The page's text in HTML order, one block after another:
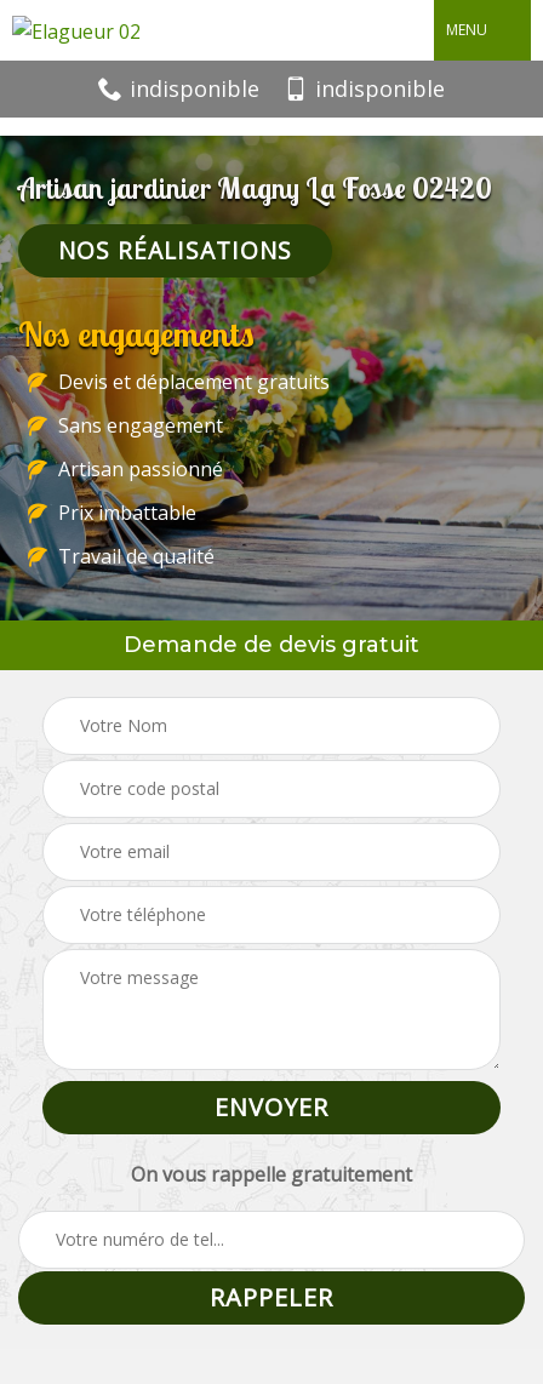
MENU
indisponible indisponible
Artisan jardinier Magny La Fosse 02420
NOS RÉALISATIONS
Nos engagements
Devis et déplacement gratuits
Sans engagement
Artisan passionné
Prix imbattable
Travail de qualité
Demande de devis gratuit
On vous rappelle gratuitement